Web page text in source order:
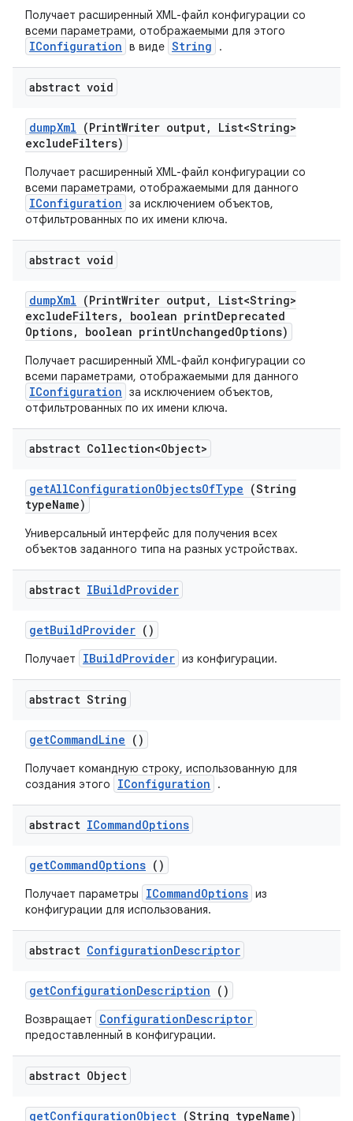
Получает расширенный XML-файл конфигурации со
всеми параметрами, отображаемыми для этого
IConfiguration в виде String .
abstract void
dumpXml (PrintWriter output,
List<String>
excludeFilters)
Получает расширенный XML-файл конфигурации со
всеми параметрами, отображаемыми для данного
IConfiguration за исключением объектов,
отфильтрованных по их имени ключа.
abstract void
dumpXml (PrintWriter output,
List<String>
excludeFilters, boolean printDeprecated
Options, boolean printUnchangedOptions)
Получает расширенный XML-файл конфигурации со
всеми параметрами, отображаемыми для данного
IConfiguration за исключением объектов,
отфильтрованных по их имени ключа.
abstract Collection<Object>
getAllConfigurationObjectsOfType (String
typeName)
Универсальный интерфейс для получения всех
объектов заданного типа на разных устройствах.
abstract IBuildProvider
getBuildProvider ()
Получает IBuildProvider из конфигурации.
abstract String
getCommandLine ()
Получает командную строку, использованную для
создания этого
IConfiguration .
abstract ICommandOptions
getCommandOptions ()
Получает параметры ICommandOptions из
конфигурации для использования.
abstract ConfigurationDescriptor
getConfigurationDescription ()
Возвращает ConfigurationDescriptor
предоставленный в конфигурации.
abstract Object
getConfigurationObject (String typeName)